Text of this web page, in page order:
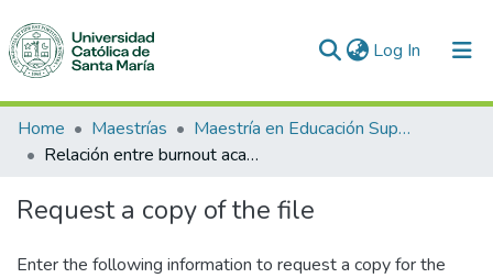
Log In (current)
Communities & Collections
All of DSpace
Statistics
Home Maestrías
Maestría en Educación Superior
Relación entre burnout académico y compromiso estudiantil en estudiantes de un instituto superior de la ciudad de Arequipa, 2024
Request a copy of the file
Enter the following information to request a copy for the